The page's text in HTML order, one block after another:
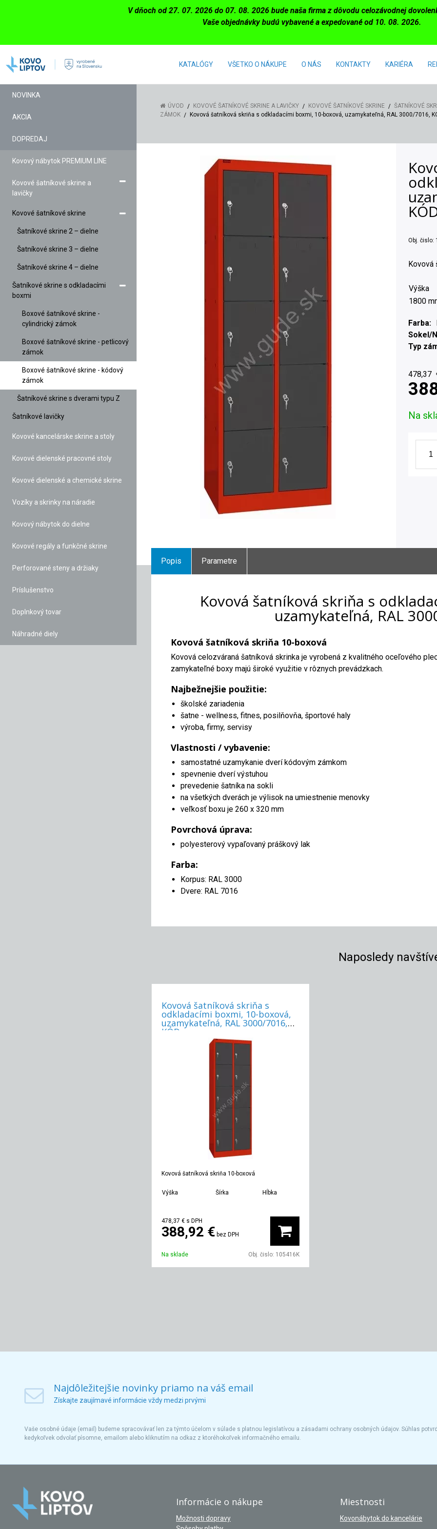
V dňoch od 27. 07. 2026 do 07. 08. 2026 bude naša firma z dôvodu celozávodnej
Vaše objednávky budú vybavené a expedované od 10. 08. 2026.
KATALÓGY VŠETKO O NÁKUPE O NÁS KONTAKTY KARIÉRA
NOVINKA
AKCIA
DOPREDAJ
Kovový nábytok PREMIUM LINE
Kovové šatníkové skrine a
lavičky
Kovové šatníkové skrine
Šatníkové skrine 2 – dielne
Šatníkové skrine 3 – dielne
Šatníkové skrine 4 – dielne
Šatníkové skrine s odkladacími
boxmi
Boxové šatníkové skrine -
cylindrický zámok
Boxové šatníkové skrine - petlicový
zámok
Boxové šatníkové skrine - kódový
zámok
Šatníkové skrine s dverami typu Z
Šatníkové lavičky
Kovové kancelárske skrine a stoly
Kovové dielenské pracovné stoly
Kovové dielenské a chemické skrine
Vozíky a skrinky na náradie
Kovový nábytok do dielne
Kovové regály a funkčné skrine
Perforované steny a držiaky
Príslušenstvo
Doplnkový tovar
Náhradné diely
ÚVOD KOVOVÉ ŠATNÍKOVÉ SKRINE A LAVIČKY KOVOVÉ ŠATNÍKOVÉ SKRINE
ŠATNÍKOVÉ
ZÁMOK
Kovová šatníková skriňa s odkladacími boxmi, 10-boxová, uzamykateľná, RAL 3000/7016,
Obj. čislo:
Kovová
Výška
1800
Farba
Sokel/
Typ
478,37
Na
Popis Parametre
Kovová šatníková skriňa s
uzamykateľná, RAL
Kovová šatníková skriňa 10-boxová
Kovová celozváraná šatníková skrinka je vyrobená z kvalitného oceľového
zamykateľné boxy majú široké využitie v rôznych prevádzkach.
Najbežnejšie použitie:
školské zariadenia
šatne - wellness, fitnes, posilňovňa, športové haly
výroba, firmy, servisy
Vlastnosti / vybavenie:
samostatné uzamykanie dverí kódovým zámkom
spevnenie dverí výstuhou
prevedenie šatníka na sokli
na všetkých dverách je výlisok na umiestnenie menovky
veľkosť boxu je 260 x 320 mm
Povrchová úprava:
polyesterový vypaľovaný práškový lak
Farba:
Korpus: RAL 3000
Dvere: RAL 7016
Naposledy
Kovová šatníková skriňa s
odkladacími boxmi, 10-boxová,
uzamykateľná, RAL 3000/7016,
KÓD
Kovová šatníková skriňa 10-boxová
Výška Šírka Hĺbka
478,37 € s DPH
388,92 € bez DPH
Na sklade Obj. čislo: 105416K
Najdôležitejšie novinky priamo na váš email
Získajte zaujímavé informácie vždy medzi prvými
Vaše osobné údaje (email) budeme spracovávať len za týmto účelom v súlade s platnou legislatívou a zásadami ochrany osobných údajov. Súhlas
kedykoľvek odvolať písomne, emailom alebo kliknutím na odkaz z ktoréhokoľvek informačného emailu.
Informácie o nákupe
Možnosti dopravy
Miestnosti
Kovonábytok do kancelárie